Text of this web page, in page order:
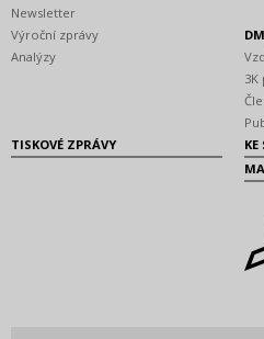
Newsletter
Výroční zprávy
Analýzy
TISKOVÉ ZPRÁVY
KE